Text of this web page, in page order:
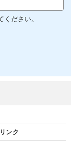
ださい。
ンク